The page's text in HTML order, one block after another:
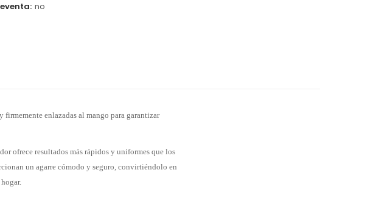
no
enlazadas al mango para garantizar
ofrece resultados más rápidos y uniformes que los
un agarre cómodo y seguro, convirtiéndolo en